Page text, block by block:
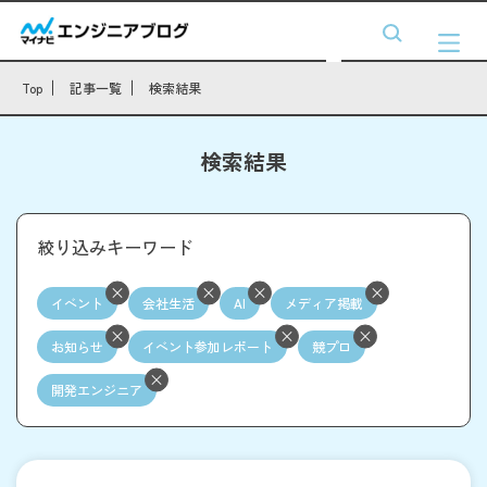
Top 記事一覧 検索結果
検索結果
絞り込みキーワード
イベント 会社生活 AI メディア掲載
お知らせ イベント参加レポート 競プロ
開発エンジニア